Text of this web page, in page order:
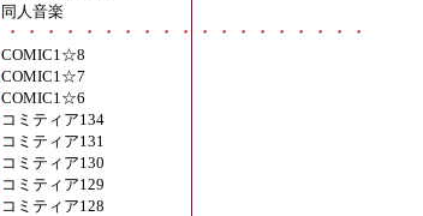
同人音楽
・・・・・・・・・・・・・・・・・・・
COMIC1☆8
COMIC1☆7
COMIC1☆6
コミティア134
コミティア131
コミティア130
コミティア129
コミティア128